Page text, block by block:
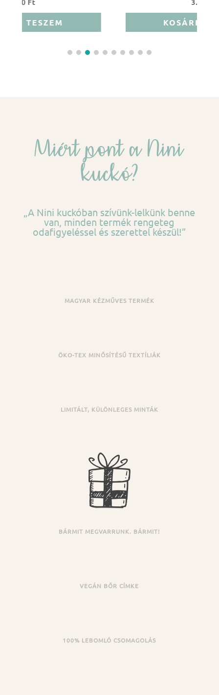
Miért pont a Nini
kuckó?
„A Nini kuckóban szívünk-lelkünk benne
van, minden termék rengeteg
odafigyeléssel és szerettel készül!”
MAGYAR KÉZMŰVES TERMÉK
ÖKO-TEX MINŐSÍTÉSŰ TEXTÍLIÁK
LIMITÁLT, KÜLÖNLEGES MINTÁK
BÁRMIT MEGVARRUNK. BÁRMIT!
VEGÁN BŐR CÍMKE
100% LEBOMLÓ CSOMAGOLÁS